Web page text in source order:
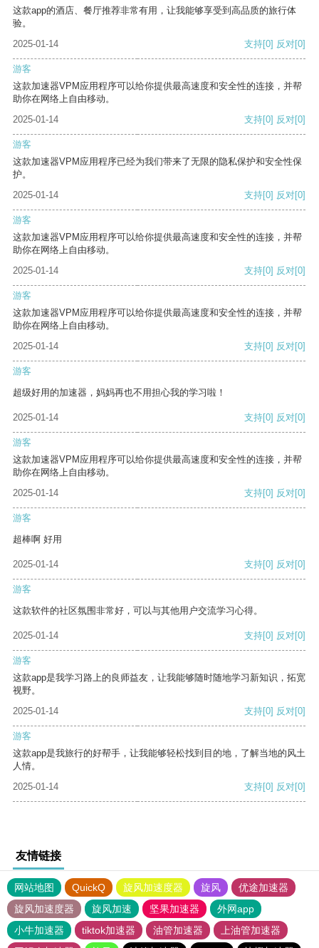
这款app的酒店、餐厅推荐非常有用，让我能够享受到高品质的旅行体
验。
2025-01-14
支持[0] 反对[0]
游客
这款加速器VPM应用程序可以给你提供最高速度和安全性的连接，并帮
助你在网络上自由移动。
2025-01-14
支持[0] 反对[0]
游客
这款加速器VPM应用程序已经为我们带来了无限的隐私保护和安全性保
护。
2025-01-14
支持[0] 反对[0]
游客
这款加速器VPM应用程序可以给你提供最高速度和安全性的连接，并帮
助你在网络上自由移动。
2025-01-14
支持[0] 反对[0]
游客
这款加速器VPM应用程序可以给你提供最高速度和安全性的连接，并帮
助你在网络上自由移动。
2025-01-14
支持[0] 反对[0]
游客
超级好用的加速器，妈妈再也不用担心我的学习啦！
2025-01-14 支持[0] 反对[0]
游客
这款加速器VPM应用程序可以给你提供最高速度和安全性的连接，并帮
助你在网络上自由移动。
2025-01-14
支持[0] 反对[0]
游客
超棒啊 好用
2025-01-14 支持[0] 反对[0]
游客
这款软件的社区氛围非常好，可以与其他用户交流学习心得。
2025-01-14 支持[0] 反对[0]
游客
这款app是我学习路上的良师益友，让我能够随时随地学习新知识，拓宽
视野。
2025-01-14
支持[0] 反对[0]
游客
这款app是我旅行的好帮手，让我能够轻松找到目的地，了解当地的风土
人情。
2025-01-14
支持[0] 反对[0]
友情链接
网站地图 QuickQ 旋风加速度器 旋风
优途加速器
旋风加速度器
旋风加速 坚果加速器
外网app
小牛加速器
tiktok加速器 油管加速器
上油管加速器